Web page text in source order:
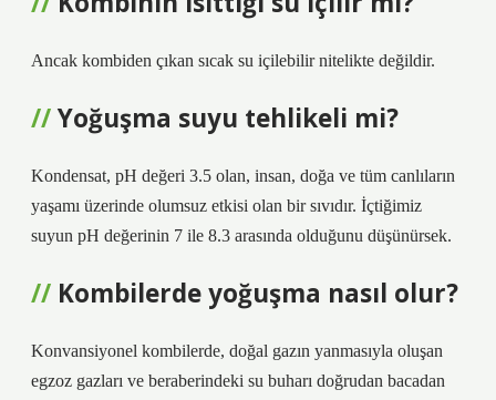
Ancak kombiden çıkan sıcak su içilebilir nitelikte değildir.
Yoğuşma suyu tehlikeli mi?
Kondensat, pH değeri 3.5 olan, insan, doğa ve tüm canlıların
yaşamı üzerinde olumsuz etkisi olan bir sıvıdır. İçtiğimiz
suyun pH değerinin 7 ile 8.3 arasında olduğunu düşünürsek.
Kombilerde yoğuşma nasıl olur?
Konvansiyonel kombilerde, doğal gazın yanmasıyla oluşan
egzoz gazları ve beraberindeki su buharı doğrudan bacadan